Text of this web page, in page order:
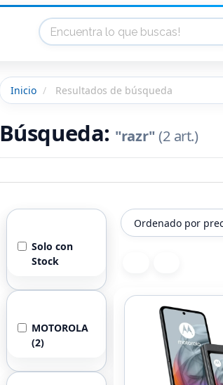
Inicio Resultados de búsqueda
Búsqueda: "razr"(2 art.)
Solo con
Stock
MOTOROLA
(2)